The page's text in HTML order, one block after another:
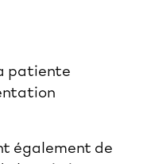
patiente
également de